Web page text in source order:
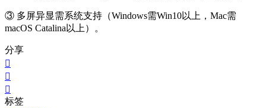
③ 多屏异显需系统支持（Windows需Win10以上，Mac需
macOS Catalina以上）。
分享



标签